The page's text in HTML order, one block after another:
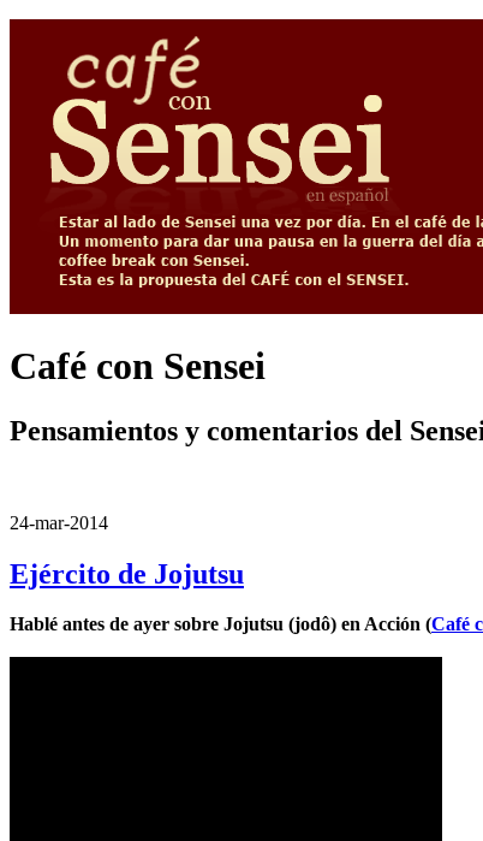
Café con Sensei
Pensamientos y comentarios del
24-mar-2014
Ejército de Jojutsu
Hablé antes de ayer sobre Jojutsu (jodô) en Acción (Café